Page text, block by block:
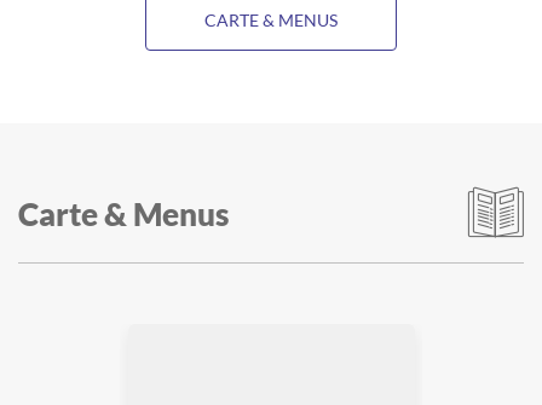
CARTE & MENUS
Carte & Menus